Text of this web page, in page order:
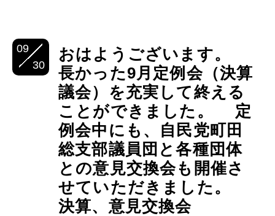
09
30
おはようございます。
長かった9月定例会（決算
議会）を充実して終える
ことができました。 定
例会中にも、自民党町田
総支部議員団と各種団体
との意見交換会も開催さ
せていただきました。
決算、意見交換会